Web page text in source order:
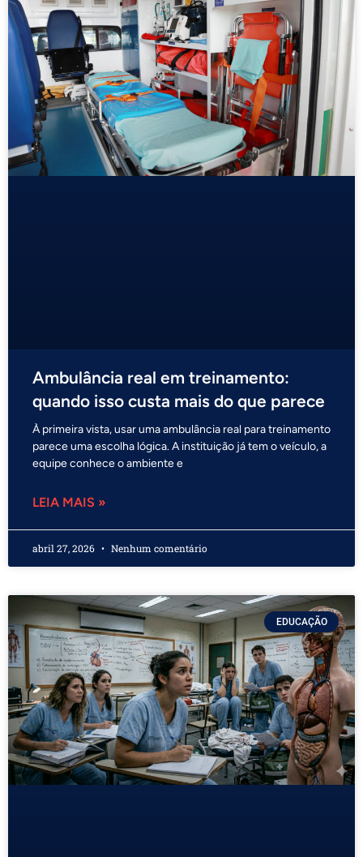
Ambulância real em treinamento:
quando isso custa mais do que parece
À primeira vista, usar uma ambulância real para treinamento
parece uma escolha lógica. A instituição já tem o veículo, a
equipe conhece o ambiente e
LEIA MAIS »
abril 27, 2026 Nenhum comentário
EDUCAÇÃO